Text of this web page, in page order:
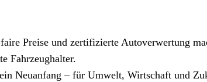
Preise und zertifizierte Autoverwertung
Fahrzeughalter.
Neuanfang – für Umwelt, Wirtschaft und